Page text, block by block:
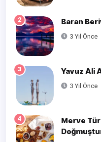
2 Baran
3 Yıl Önce
3 Yavuz Ali
3 Yıl Önce
4
Merve